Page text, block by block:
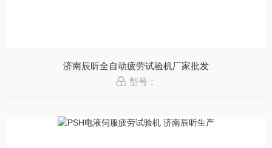
济南辰昕全自动疲劳试验机厂家批发
型号：